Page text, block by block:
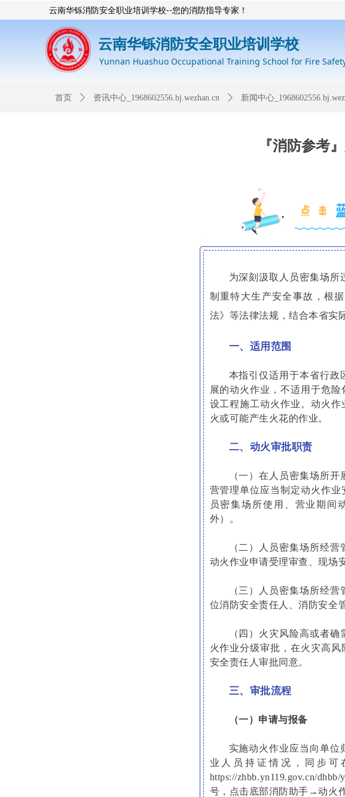
Yunnan Huashuo Occupational Training School for Fire
云南华铄消防安全职业培训学校
云南华铄消防安全职业培训学校--您的消防指导专家！
首页 ꄲ 资讯中心_1968602556.bj.wezhan.cn ꄲ 新闻中心
『消防参考
为深刻汲取人员密集场所
制重特大生产安全事故，根
法》等法律法规，结合本省实
一、适用范围
本指引仅适用于本省行政
展的动火作业，不适用于危
设工程施工动火作业。动火
火或可能产生火花的作业。
二、动火审批职责
（一）在人员密集场所
营管理单位应当制定动火作
员密集场所使用、营业期间
外）。
（二）人员密集场所经
动火作业申请受理审查、现场
（三）人员密集场所经
位消防安全责任人、消防安全
（四）火灾风险高或者
火作业分级审批，在火灾高
安全责任人审批同意。
三、审批流程
（一）申请与报备
实施动火作业应当向单
业人员持证情况，同步可
https://zhbb.yn119.gov.cn/
号，点击底部消防助手→动火